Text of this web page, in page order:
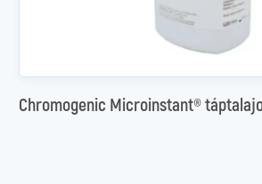
Chromogenic Microinstant®